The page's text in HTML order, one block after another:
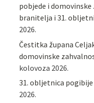
pobjede i
branitelja i 31.
2026.
Čestitka župana
domovinske
kolovoza 2026.
31. obljetnica
2026.